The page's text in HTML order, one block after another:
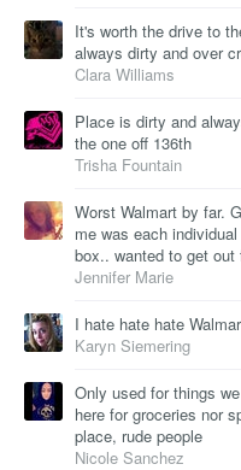
It's worth the drive to
always dirty and over
Clara Williams
Place is dirty and
the one off 136th
Trisha Fountain
Worst Walmart by far.
me was each
box.. wanted to get
Jennifer Marie
I hate hate hate
Karyn Siemering
Only used for things
here for groceries nor
place, rude people
Nicole Sanchez